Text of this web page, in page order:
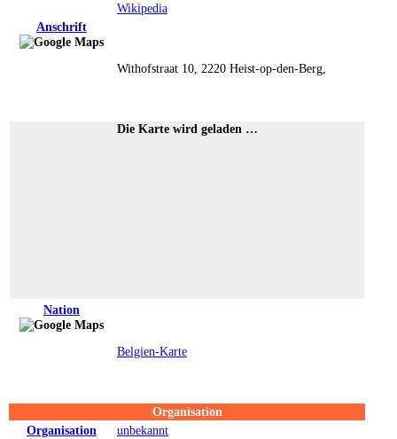
Wikipedia
Anschrift
Withofstraat 10, 2220 Heist-op-den-Berg,
Die Karte wird geladen …
Nation
Belgien-Karte
Organisation
Organisation
unbekannt